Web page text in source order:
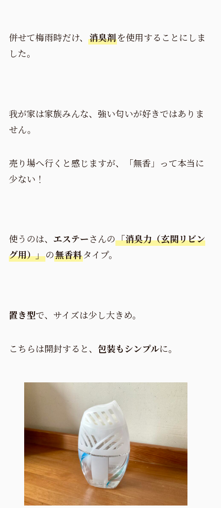
併せて梅雨時だけ、 消臭剤を使用することにしま
した。
我が家は家族みんな、強い匂いが好きではありま
せん。
売り場へ行くと感じますが、「無香」って本当に
少ない！
使うのは、 エステーさんの「消臭力（玄関リビン
グ用）」の無香料タイプ。
置き型で、サイズは少し大きめ。
こちらは開封すると、 包装もシンプルに。